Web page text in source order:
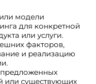
модели
для конкретной
или услуги.
факторов,
и реализацию
или существующих